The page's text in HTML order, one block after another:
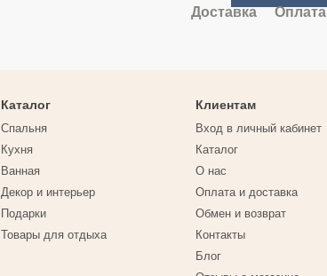
Доставка Оплата
Каталог
Спальня
Кухня
Ванная
Декор и интерьер
Подарки
Товары для отдыха
Клиентам
Вход в личный кабинет
Каталог
О нас
Оплата и доставка
Обмен и возврат
Контакты
Блог